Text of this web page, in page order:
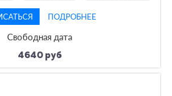
ПОДРОБНЕЕ
Свободная дата
4640 руб